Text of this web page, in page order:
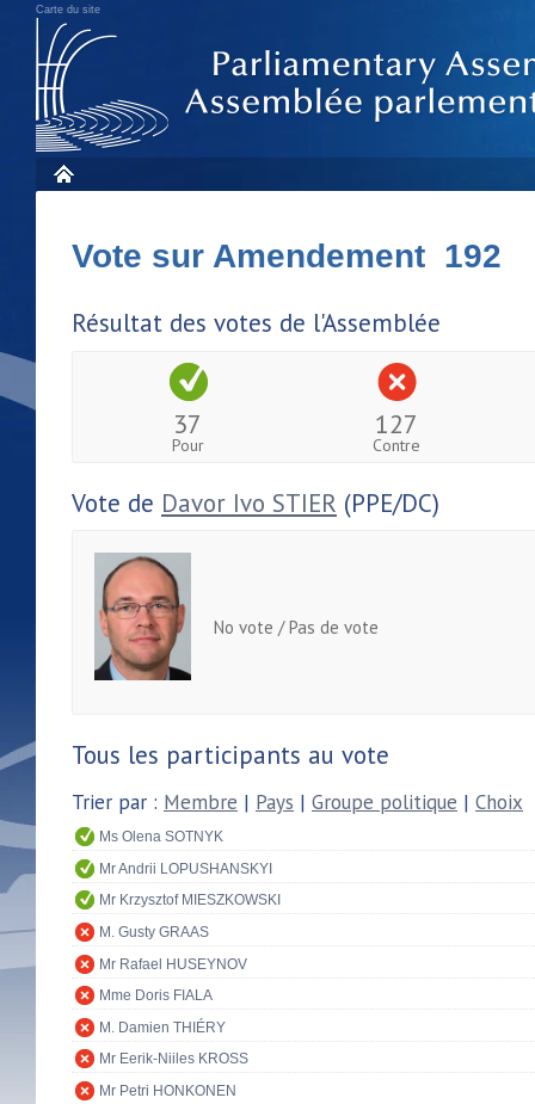
Carte du site
Vote sur Amendement 192
Résultat des votes de l'Assemblée
37
Pour
127
Contre
Vote de Davor Ivo STIER (PPE/DC)
No vote / Pas de vote
Tous les participants au vote
Trier par : Membre | Pays | Groupe politique | Choix
Ms Olena SOTNYK
Mr Andrii LOPUSHANSKYI
Mr Krzysztof MIESZKOWSKI
M. Gusty GRAAS
Mr Rafael HUSEYNOV
Mme Doris FIALA
M. Damien THIÉRY
Mr Eerik-Niiles KROSS
Mr Petri HONKONEN